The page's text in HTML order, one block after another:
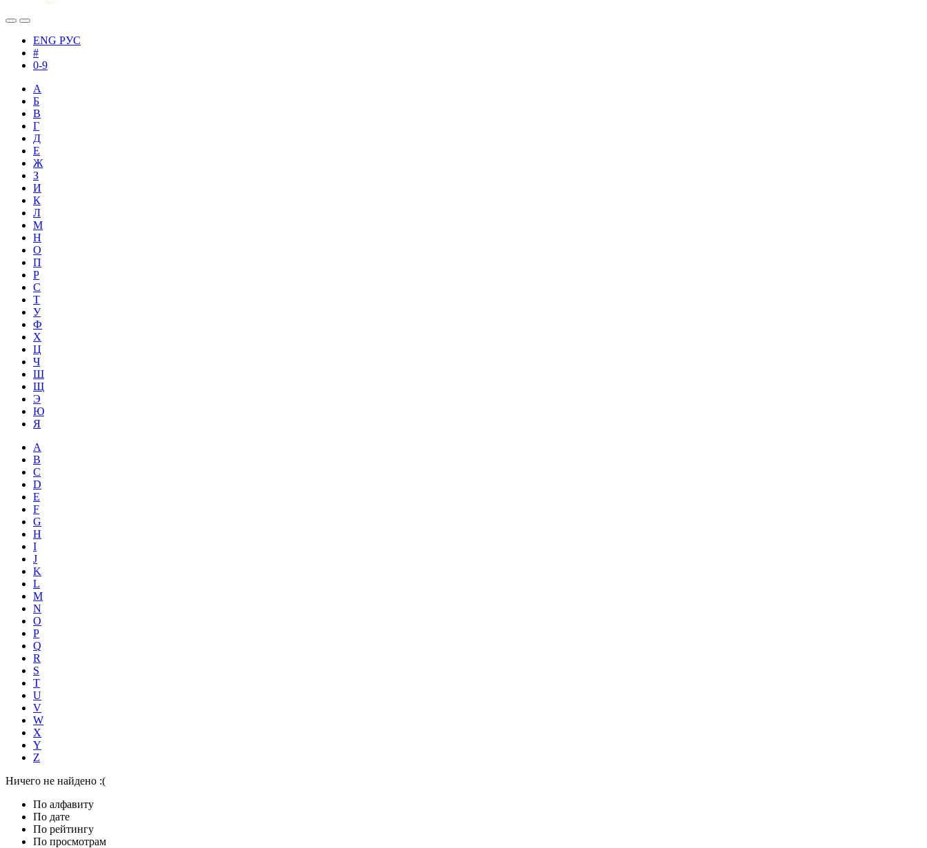
ENG РУС
#
0-9
А
Б
В
Г
Д
Е
Ж
З
И
К
Л
М
Н
О
П
Р
С
Т
У
Ф
Х
Ц
Ч
Ш
Щ
Э
Ю
Я
A
B
C
D
E
F
G
H
I
J
K
L
M
N
O
P
Q
R
S
T
U
V
W
X
Y
Z
Ничего не найдено :(
По алфавиту
По дате
По рейтингу
По просмотрам